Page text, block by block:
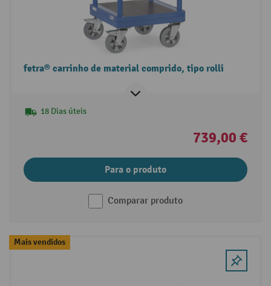
fetra® carrinho de material comprido, tipo rolli
18 Dias úteis
739,00 €
Para o produto
Comparar produto
Mais vendidos